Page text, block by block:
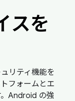
スを
リティ機能を
フォームとエ
Android の強